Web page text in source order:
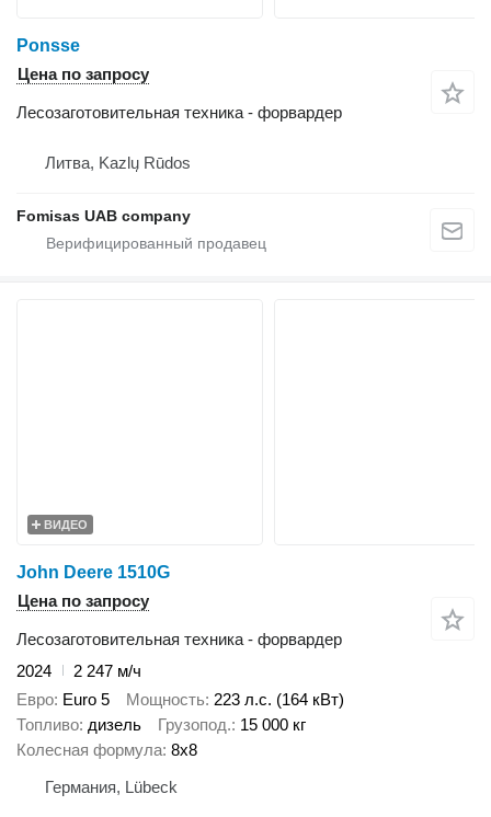
Ponsse
Цена по запросу
Лесозаготовительная техника - форвардер
Литва, Kazlų Rūdos
Fomisas UAB company
ВИДЕО
John Deere 1510G
Цена по запросу
Лесозаготовительная техника - форвардер
2024
2 247 м/ч
Евро Euro 5 Мощность 223 л.с. (164 кВт)
Топливо дизель Грузопод. 15 000 кг
Колесная формула 8x8
Германия, Lübeck